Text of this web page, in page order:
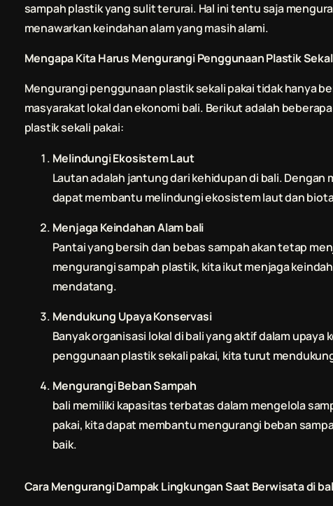
sampah plastik yang sulit terurai. Hal ini tentu saja
menawarkan keindahan alam yang masih alami.
Mengapa Kita Harus Mengurangi Penggunaan Plastik
Mengurangi penggunaan plastik sekali pakai tidak hanya
masyarakat lokal dan ekonomi bali. Berikut adalah
plastik sekali pakai:
Melindungi Ekosistem Laut
Lautan adalah jantung dari kehidupan di bali. Dengan
dapat membantu melindungi ekosistem laut dan
Menjaga Keindahan Alambali
Pantai yang bersih dan bebas sampah akan tetap
mengurangi sampah plastik, kita ikut menjaga
mendatang.
Mendukung Upaya Konservasi
Banyak organisasi lokal dibaliyang aktif dalam upaya
penggunaan plastik sekali pakai, kita turut
Mengurangi Beban Sampah
bali memiliki kapasitas terbatas dalam mengelola
pakai, kita dapat membantu mengurangi beban
baik.
Cara Mengurangi Dampak Lingkungan Saat Berwisata di